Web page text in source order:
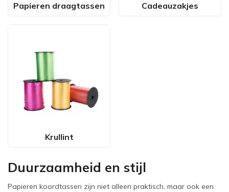
Papieren draagtassen Cadeauzakjes
Krullint
Duurzaamheid en stijl
Papieren koordtassen zijn niet alleen praktisch, maar ook een